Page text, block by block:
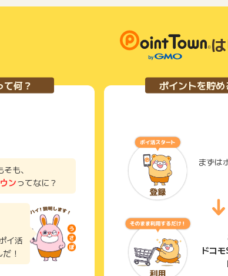
何？
そも、
ンってなに？
イ活
！
ポイントを貯
まずは
ドコ